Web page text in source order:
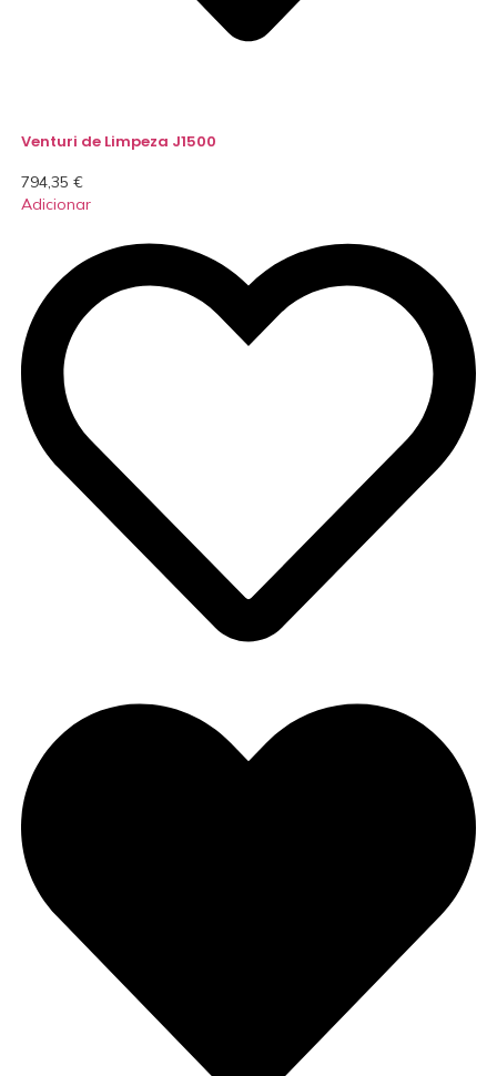
Venturi de Limpeza J1500
794,35 €
Adicionar